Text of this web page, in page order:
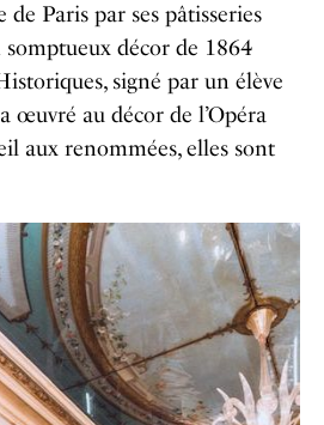
Paris par ses pâtisseries
décor de 1864
signé par un élève
œuvré au décor de l’Opéra
aux renommées, elles sont